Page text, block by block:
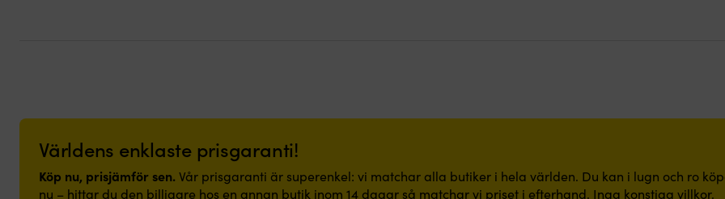
Världens enklaste prisgaranti!
Köp nu, prisjämför sen.Vår prisgaranti är superenkel: vi matchar alla butiker i hela världen. Du kan i lugn och ro
nu – hittar du den billigare hos en annan butik inom 14 dagar så matchar vi priset i efterhand. Inga konstiga villkor.